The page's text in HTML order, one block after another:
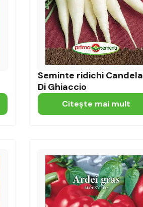
Seminte ridichi Candela
Di Ghiaccio
Citeşte mai mult